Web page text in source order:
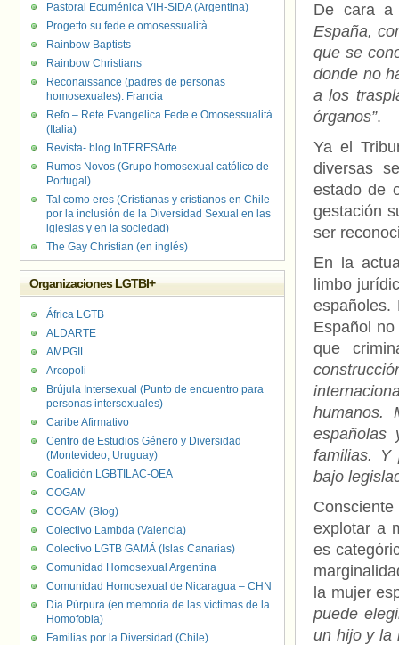
De cara a
España,
que se
donde no
a los
órganos”.
Ya el
diversas
estado de
gestación
ser
En la
limbo
españoles.
Español
que
humanos.
españolas
familias. Y
bajo
explotar a
es
la mujer
puede
un hijo y la
Pastoral Ecuménica VIH-SIDA (Argentina)
Progetto su fede e omosessualità
Rainbow Baptists
Rainbow Christians
Reconaissance (padres de personas
homosexuales). Francia
Refo – Rete Evangelica Fede e Omosessualità
(Italia)
Revista- blog InTERESArte.
Rumos Novos (Grupo homosexual católico de
Portugal)
Tal como eres (Cristianas y cristianos en Chile
por la inclusión de la Diversidad Sexual en las
iglesias y en la sociedad)
The Gay Christian (en inglés)
Organizaciones LGTBI+
África LGTB
ALDARTE
AMPGIL
Arcopoli
Brújula Intersexual (Punto de encuentro para
personas intersexuales)
Caribe Afirmativo
Centro de Estudios Género y Diversidad
(Montevideo, Uruguay)
Coalición LGBTILAC-OEA
COGAM
COGAM (Blog)
Colectivo Lambda (Valencia)
Colectivo LGTB GAMÁ (Islas Canarias)
Comunidad Homosexual Argentina
Comunidad Homosexual de Nicaragua – CHN
Día Púrpura (en memoria de las víctimas de la
Homofobia)
Familias por la Diversidad (Chile)